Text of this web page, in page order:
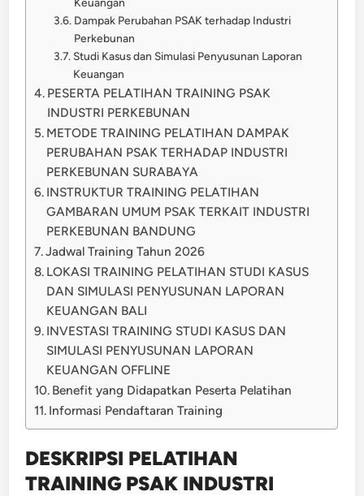
Dampak Perubahan PSAK terhadap Industri
Perkebunan
Studi Kasus dan Simulasi Penyusunan Laporan
Keuangan
PESERTA PELATIHAN TRAINING PSAK
INDUSTRI PERKEBUNAN
METODE TRAINING PELATIHAN DAMPAK
PERUBAHAN PSAK TERHADAP INDUSTRI
PERKEBUNAN SURABAYA
INSTRUKTUR TRAINING PELATIHAN
GAMBARAN UMUM PSAK TERKAIT INDUSTRI
PERKEBUNAN BANDUNG
Jadwal Training Tahun 2026
LOKASI TRAINING PELATIHAN STUDI KASUS
DAN SIMULASI PENYUSUNAN LAPORAN
KEUANGAN BALI
INVESTASI TRAINING STUDI KASUS DAN
SIMULASI PENYUSUNAN LAPORAN
KEUANGAN OFFLINE
Benefit yang Didapatkan Peserta Pelatihan
Informasi Pendaftaran Training
DESKRIPSI PELATIHAN
TRAINING PSAK INDUSTRI